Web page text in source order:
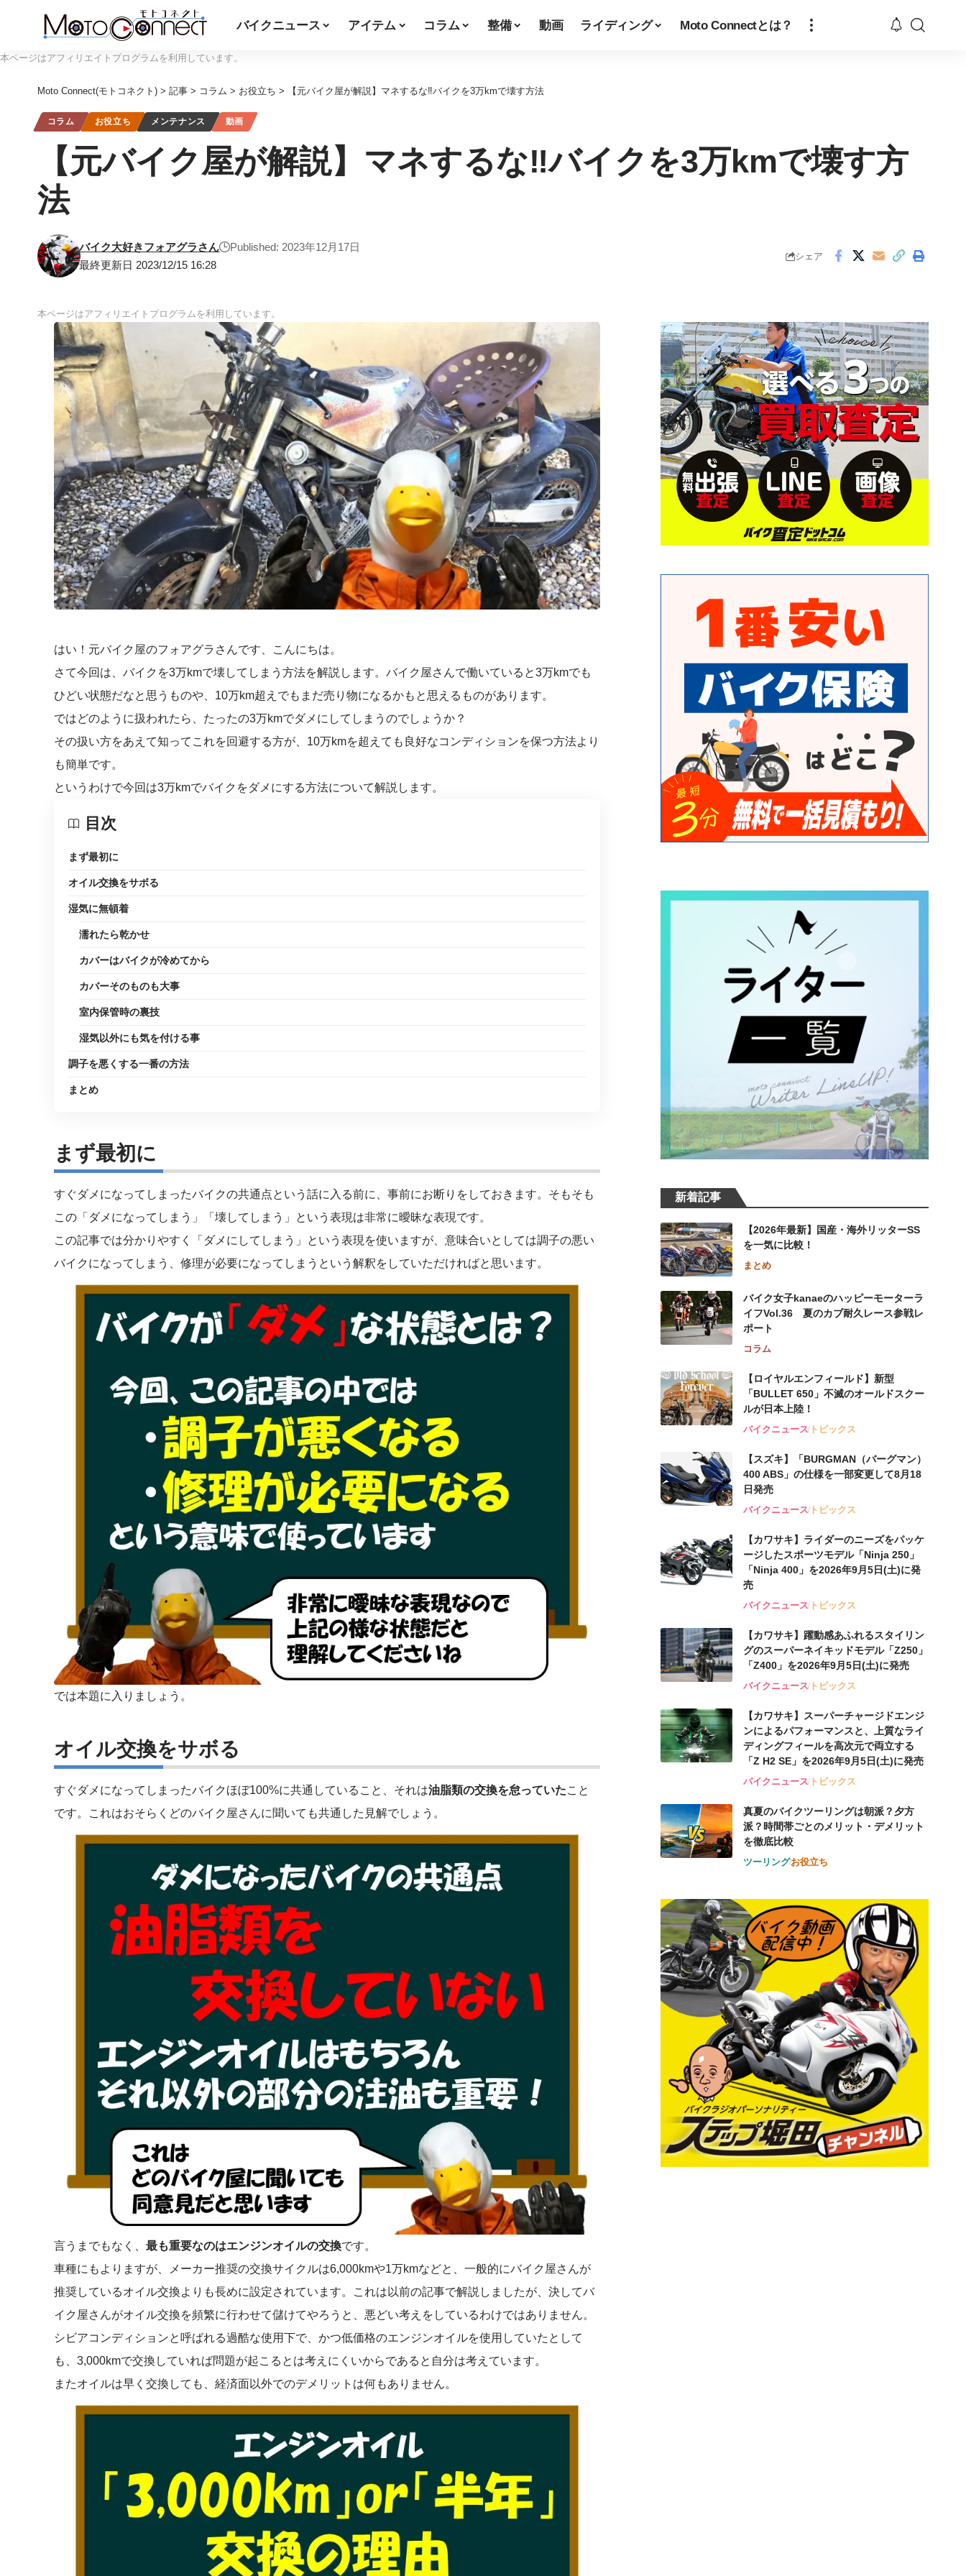
バイクニュース アイテム コラム 整備 動画 ライディング Moto Connectとは？
本ページはアフィリエイトプログラムを利用しています。
Moto Connect(モトコネクト) > 記事 > コラム > お役立ち > 【元バイク屋が解説】マネするな‼バイクを3万kmで壊す方法
コラム お役立ち メンテナンス 動画
【元バイク屋が解説】マネするな‼バイクを3万kmで壊す方
法
最終更新日 2023/12/15 16:28
バイク大好きフォアグラさん Published: 2023年12月17日
シェア
本ページはアフィリエイトプログラムを利用しています。
はい！元バイク屋のフォアグラさんです、こんにちは。
さて今回は、バイクを3万kmで壊してしまう方法を解説します。バイク屋さんで働いていると3万kmでも
ひどい状態だなと思うものや、10万km超えでもまだ売り物になるかもと思えるものがあります。
ではどのように扱われたら、たったの3万kmでダメにしてしまうのでしょうか？
その扱い方をあえて知ってこれを回避する方が、10万kmを超えても良好なコンディションを保つ方法より
も簡単です。
というわけで今回は3万kmでバイクをダメにする方法について解説します。
目次
まず最初に
オイル交換をサボる
湿気に無頓着
濡れたら乾かせ
カバーはバイクが冷めてから
カバーそのものも大事
室内保管時の裏技
湿気以外にも気を付ける事
調子を悪くする一番の方法
まとめ
まず最初に
すぐダメになってしまったバイクの共通点という話に入る前に、事前にお断りをしておきます。そもそも
この「ダメになってしまう」「壊してしまう」という表現は非常に曖昧な表現です。
この記事では分かりやすく「ダメにしてしまう」という表現を使いますが、意味合いとしては調子の悪い
バイクになってしまう、修理が必要になってしまうという解釈をしていただければと思います。
では本題に入りましょう。
オイル交換をサボる
すぐダメになってしまったバイクほぼ100%に共通していること、それは油脂類の交換を怠っていたこと
です。これはおそらくどのバイク屋さんに聞いても共通した見解でしょう。
言うまでもなく、最も重要なのはエンジンオイルの交換です。
車種にもよりますが、メーカー推奨の交換サイクルは6,000kmや1万kmなどと、一般的にバイク屋さんが
推奨しているオイル交換よりも長めに設定されています。これは以前の記事で解説しましたが、決してバ
イク屋さんがオイル交換を頻繁に行わせて儲けてやろうと、悪どい考えをしているわけではありません。
シビアコンディションと呼ばれる過酷な使用下で、かつ低価格のエンジンオイルを使用していたとして
も、3,000kmで交換していれば問題が起こるとは考えにくいからであると自分は考えています。
またオイルは早く交換しても、経済面以外でのデメリットは何もありません。
新着記事
【2026年最新】国産・海外リッターSS
を一気に比較！
まとめ
バイク女子kanaeのハッピーモーターラ
イフVol.36 夏のカブ耐久レース参戦レ
ポート
コラム
【ロイヤルエンフィールド】新型
「BULLET 650」不滅のオールドスクー
ルが⽇本上陸！
バイクニューストピックス
【スズキ】「BURGMAN（バーグマン）
400 ABS」の仕様を一部変更して8月18
日発売
バイクニューストピックス
【カワサキ】ライダーのニーズをパッケ
ージしたスポーツモデル「Ninja 250」
「Ninja 400」を2026年9月5日(土)に発
売
バイクニューストピックス
【カワサキ】躍動感あふれるスタイリン
グのスーパーネイキッドモデル「Z250」
「Z400」を2026年9月5日(土)に発売
バイクニューストピックス
【カワサキ】スーパーチャージドエンジ
ンによるパフォーマンスと、上質なライ
ディングフィールを高次元で両立する
「Z H2 SE」を2026年9月5日(土)に発売
バイクニューストピックス
真夏のバイクツーリングは朝派？夕方
派？時間帯ごとのメリット・デメリット
を徹底比較
ツーリングお役立ち